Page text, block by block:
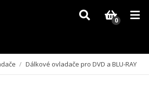
se může dodání dílů, které nejsou skladem,
Děkujeme za pochopení.
0
/ Dálkové ovladače pro DVD a BLU-RAY